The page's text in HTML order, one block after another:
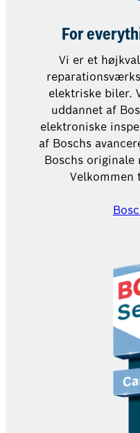
For
Vi er et
elektriske biler.
uddannet af
elektroniske
af Boschs
Boschs originale
Velkommen